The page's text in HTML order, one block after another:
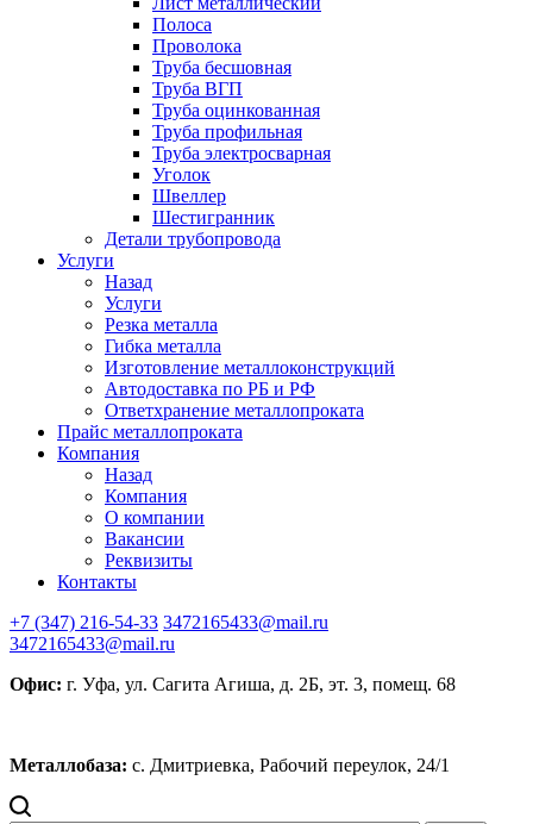
Полоса
Проволока
Труба бесшовная
Труба ВГП
Труба оцинкованная
Труба профильная
Труба электросварная
Уголок
Швеллер
Шестигранник
Детали трубопровода
Услуги
Назад
Услуги
Резка металла
Гибка металла
Изготовление металлоконструкций
Автодоставка по РБ и РФ
Ответхранение металлопроката
Прайс металлопроката
Компания
Назад
Компания
О компании
Вакансии
Реквизиты
Контакты
+7 (347) 216-54-33 3472165433@mail.ru
3472165433@mail.ru
Офис: г. Уфа, ул. Сагита Агиша, д. 2Б, эт. 3, помещ. 68
Металлобаза: с. Дмитриевка, Рабочий переулок, 24/1